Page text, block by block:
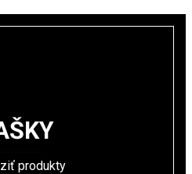
produkty